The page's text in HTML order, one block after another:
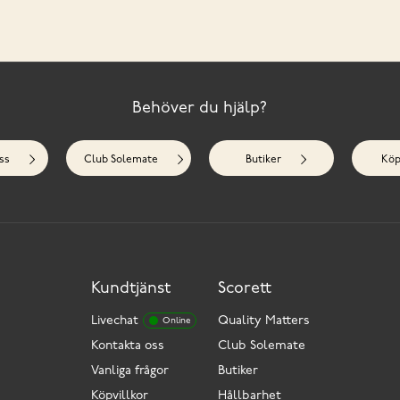
Behöver du hjälp?
Club Solemate Butiker
Kundtjänst
Livechat Online
Kontakta oss
Vanliga frågor
Köpvillkor
Scorett
Quality Matters
Club Solemate
Butiker
Hållbarhet